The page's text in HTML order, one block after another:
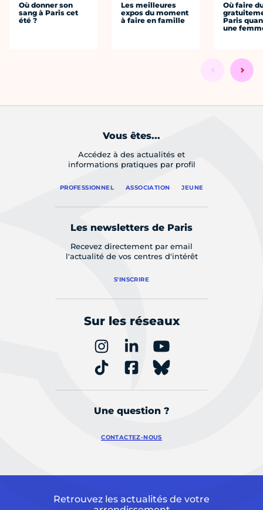
Où donner son
sang à Paris cet
été ?
Les meilleures
expos du moment
à faire en famille
Où faire
Paris
une
Vous êtes...
Accédez à des actualités et
informations pratiques par profil
PROFESSIONNEL ASSOCIATION JEUNE
Les newsletters de Paris
Recevez directement par email
l'actualité de vos centres d'intérêt
S'INSCRIRE
Sur les réseaux
Une question ?
CONTACTEZ-NOUS
Retrouvez les actualités de votre